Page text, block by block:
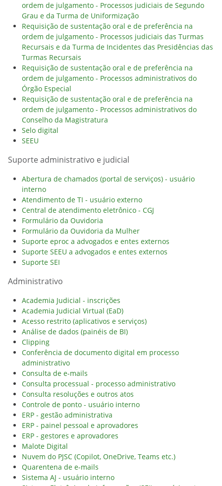
ordem de julgamento - Processos judiciais de Segundo
Grau e da Turma de Uniformização
Requisição de sustentação oral e de preferência na
ordem de julgamento - Processos judiciais das Turmas
Recursais e da Turma de Incidentes das Presidências das
Turmas Recursais
Requisição de sustentação oral e de preferência na
ordem de julgamento - Processos administrativos do
Órgão Especial
Requisição de sustentação oral e de preferência na
ordem de julgamento - Processos administrativos do
Conselho da Magistratura
Selo digital
SEEU
Suporte administrativo e judicial
Abertura de chamados (portal de serviços) - usuário
interno
Atendimento de TI - usuário externo
Central de atendimento eletrônico - CGJ
Formulário da Ouvidoria
Formulário da Ouvidoria da Mulher
Suporte eproc a advogados e entes externos
Suporte SEEU a advogados e entes externos
Suporte SEI
Administrativo
Academia Judicial - inscrições
Academia Judicial Virtual (EaD)
Acesso restrito (aplicativos e serviços)
Análise de dados (painéis de BI)
Clipping
Conferência de documento digital em processo
administrativo
Consulta de e-mails
Consulta processual - processo administrativo
Consulta resoluções e outros atos
Controle de ponto - usuário interno
ERP - gestão administrativa
ERP - painel pessoal e aprovadores
ERP - gestores e aprovadores
Malote Digital
Nuvem do PJSC (Copilot, OneDrive, Teams etc.)
Quarentena de e-mails
Sistema AJ - usuário interno